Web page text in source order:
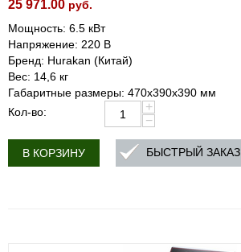
25 971.00 руб.
Мощность: 6.5 кВт
Напряжение: 220 В
Бренд: Hurakan (Китай)
Вес: 14,6 кг
Габаритные размеры: 470х390х390 мм
Кол-во:
+
−
В КОРЗИНУ БЫСТРЫЙ ЗАКАЗ